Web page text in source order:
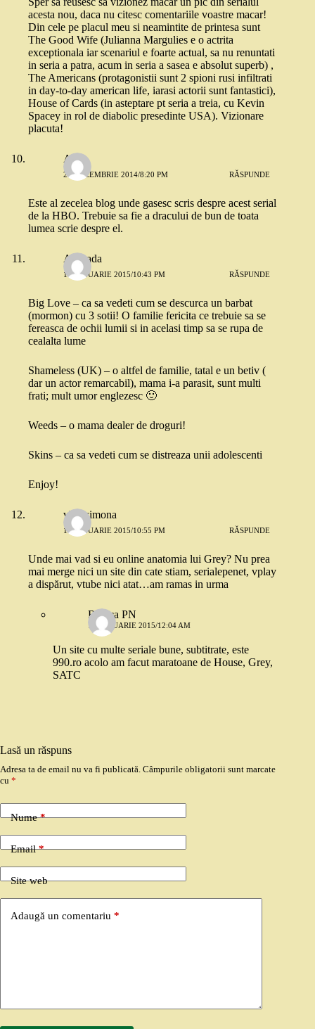
acesta nou, daca nu citesc comentariile voastre macar!
Din cele pe placul meu si neamintite de printesa sunt
The Good Wife (Julianna Margulies e o actrita
exceptionala iar scenariul e foarte actual, sa nu renuntati
in seria a patra, acum in seria a sasea e absolut superb) ,
The Americans (protagonistii sunt 2 spioni rusi infiltrati
in day-to-day american life, iarasi actorii sunt fantastici),
House of Cards (in asteptare pt seria a treia, cu Kevin
Spacey in rol de diabolic presedinte USA). Vizionare
placuta!
Alex
24 DECEMBRIE 2014/8:20 PM RĂSPUNDE
Este al zecelea blog unde gasesc scris despre acest serial
de la HBO. Trebuie sa fie a dracului de bun de toata
lumea scrie despre el.
Andrada
11 IANUARIE 2015/10:43 PM RĂSPUNDE
Big Love – ca sa vedeti cum se descurca un barbat
(mormon) cu 3 sotii! O familie fericita ce trebuie sa se
fereasca de ochii lumii si in acelasi timp sa se rupa de
cealalta lume
Shameless (UK) – o altfel de familie, tatal e un betiv (
dar un actor remarcabil), mama i-a parasit, sunt multi
frati; mult umor englezesc 🙂
Weeds – o mama dealer de droguri!
Skins – ca sa vedeti cum se distreaza unii adolescenti
Enjoy!
vlad simona
11 IANUARIE 2015/10:55 PM RĂSPUNDE
Unde mai vad si eu online anatomia lui Grey? Nu prea
mai merge nici un site din cate stiam, serialepenet, vplay
a dispărut, vtube nici atat…am ramas in urma
Raluca PN
12 IANUARIE 2015/12:04 AM
Un site cu multe seriale bune, subtitrate, este
990.ro acolo am facut maratoane de House, Grey,
SATC
Lasă un răspuns
Adresa ta de email nu va fi publicată. Câmpurile obligatorii sunt marcate
cu *
Nume*
Email*
Site web
Adaugă un comentariu *